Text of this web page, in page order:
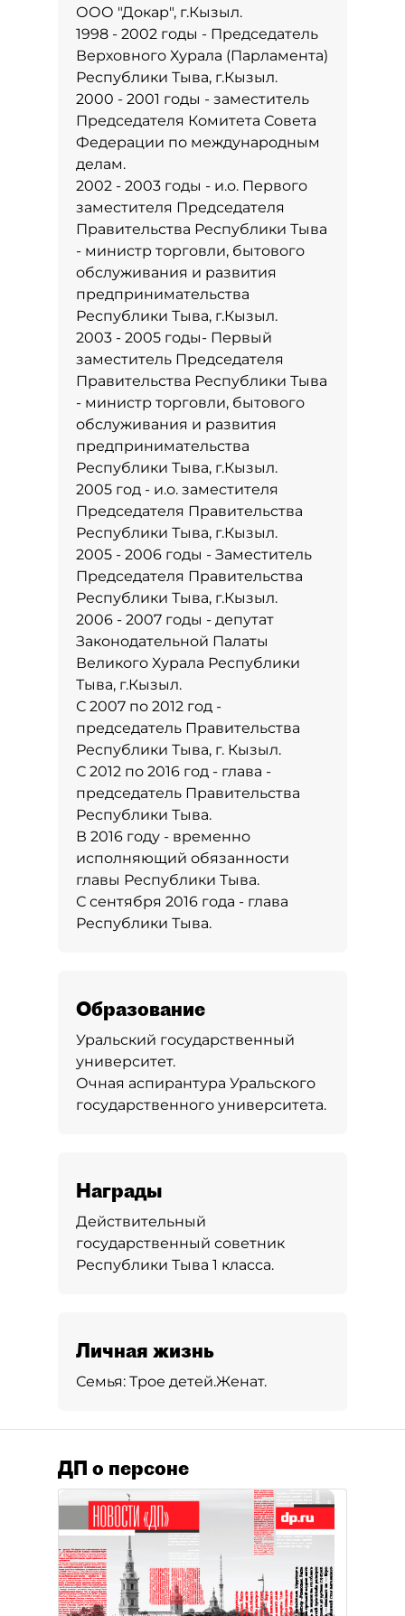
ООО "Докар", г.Кызыл.
1998 - 2002 годы - Председатель
Верховного Хурала (Парламента)
Республики Тыва, г.Кызыл.
2000 - 2001 годы - заместитель
Председателя Комитета Совета
Федерации по международным
делам.
2002 - 2003 годы - и.о. Первого
заместителя Председателя
Правительства Республики Тыва
- министр торговли, бытового
обслуживания и развития
предпринимательства
Республики Тыва, г.Кызыл.
2003 - 2005 годы- Первый
заместитель Председателя
Правительства Республики Тыва
- министр торговли, бытового
обслуживания и развития
предпринимательства
Республики Тыва, г.Кызыл.
2005 год - и.о. заместителя
Председателя Правительства
Республики Тыва, г.Кызыл.
2005 - 2006 годы - Заместитель
Председателя Правительства
Республики Тыва, г.Кызыл.
2006 - 2007 годы - депутат
Законодательной Палаты
Великого Хурала Республики
Тыва, г.Кызыл.
С 2007 по 2012 год -
председатель Правительства
Республики Тыва, г. Кызыл.
С 2012 по 2016 год - глава -
председатель Правительства
Республики Тыва.
В 2016 году - временно
исполняющий обязанности
главы Республики Тыва.
С сентября 2016 года - глава
Республики Тыва.
Образование
Уральский государственный
университет.
Очная аспирантура Уральского
государственного университета.
Награды
Действительный
государственный советник
Республики Тыва 1 класса.
Личная жизнь
Семья: Трое детей.Женат.
ДП о персоне